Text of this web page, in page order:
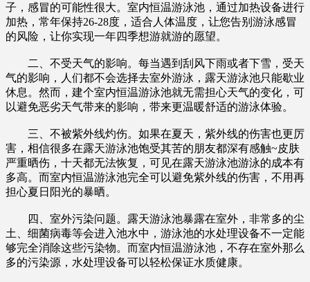
子，感冒的可能性很大。室内恒温游泳池，通过加热设备进行
加热，常年保持26-28度，适合人体温度，让您告别游泳感冒
的风险，让你实现一年四季想游就游的愿望。
二、不受天气的影响。每当遇到刮风下雨或者下雪，受天
气的影响，人们都不会选择去室外游泳，露天游泳池只能歇业
休息。然而，建个室内恒温游泳池就无需担心天气的变化，可
以避免恶劣天气带来的影响，带来更温暖舒适的游泳体验。
三、不被紫外线灼伤。如果在夏天，紫外线的伤害也更厉
害，相信很多在露天游泳池饱受其苦的朋友都深有感触~皮肤
严重晒伤，十天都无法恢复，可见在露天游泳池游泳的成本有
多高。而室内恒温游泳池完全可以避免紫外线的伤害，不用再
担心夏日阳光的暴晒。
四、室外污染问题。露天游泳池暴露在室外，非常多的尘
土、细菌病毒等会进入池水中，游泳池的水处理设备不一定能
够完全消除这些污染物。而室内恒温游泳池，不存在室外那么
多的污染源，水处理设备可以轻松保证水质健康。